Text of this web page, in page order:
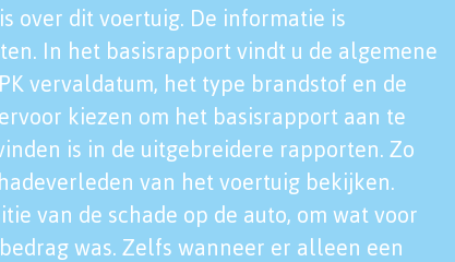
over dit voertuig. De informatie is
In het basisrapport vindt u de algemene
vervaldatum, het type brandstof en de
kiezen om het basisrapport aan te
is in de uitgebreidere rapporten. Zo
van het voertuig bekijken.
van de schade op de auto, om wat voor
was. Zelfs wanneer er alleen een